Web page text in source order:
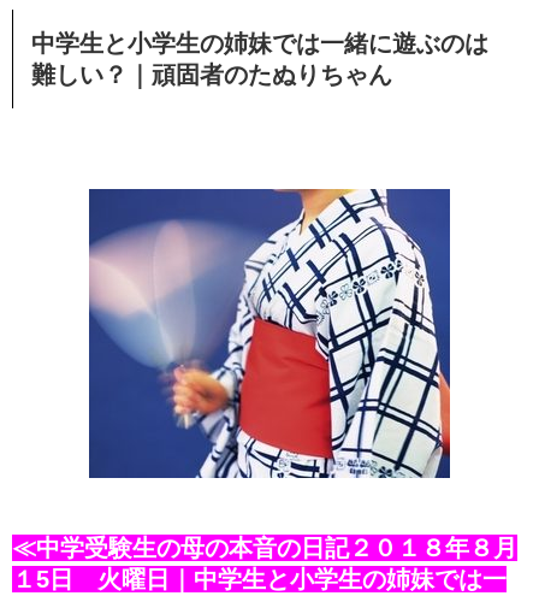
中学生と小学生の姉妹では一緒に遊ぶのは
難しい？｜頑固者のたぬりちゃん
≪中学受験生の母の本音の日記２０１８年８月
１5日 火曜日｜中学生と小学生の姉妹では一